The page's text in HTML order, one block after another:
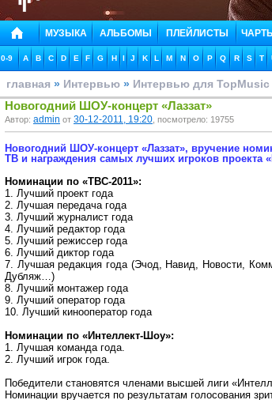
МУЗЫКА АЛЬБОМЫ ПЛЕЙЛИСТЫ ЧАРТЫ
0-9 A B C D E F G H I J K L M N O P Q R S T
главная » Интервью » Интервью для TopMusic
Новогодний ШОУ-концерт «Лаззат»
Автор: admin от 30-12-2011, 19:20 , посмотрело: 19755
Новогодний ШОУ-концерт «Лаззат», вручение
ТВ и награждения самых лучших игроков проекта
Номинации по «ТВС-2011»:
1. Лучший проект года
2. Лучшая передача года
3. Лучший журналист года
4. Лучший редактор года
5. Лучший режиссер года
6. Лучший диктор года
7. Лучшая редакция года (Эчод, Навид, Новости,
Дубляж…)
8. Лучший монтажер года
9. Лучший оператор года
10. Лучший кинооператор года
Номинации по «Интеллект-Шоу»:
1. Лучшая команда года.
2. Лучший игрок года.
Победители становятся членами высшей лиги
Номинации вручается по результатам голосования